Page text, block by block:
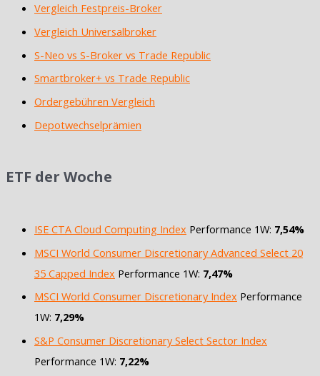
Vergleich Festpreis-Broker
Vergleich Universalbroker
S-Neo vs S-Broker vs Trade Republic
Smartbroker+ vs Trade Republic
Ordergebühren Vergleich
Depotwechselprämien
ETF der Woche
ISE CTA Cloud Computing Index Performance 1W: 7,54%
MSCI World Consumer Discretionary Advanced Select 20
35 Capped Index Performance 1W: 7,47%
MSCI World Consumer Discretionary Index Performance
1W: 7,29%
S&P Consumer Discretionary Select Sector Index
Performance 1W: 7,22%